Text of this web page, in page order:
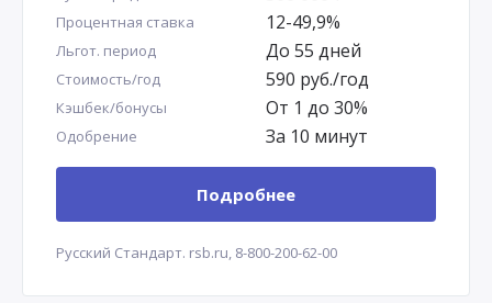
Процентная ставка 12-49,9%
Льгот. период До 55 дней
Стоимость/год 590 руб./год
Кэшбек/бонусы От 1 до 30%
Одобрение За 10 минут
Подробнее
Русский Стандарт. rsb.ru, 8-800-200-62-00